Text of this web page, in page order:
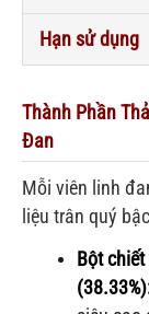
Hạn sử dụng
Thành Phần
Đan
Mỗi viên linh
liệu trân quý
Bột